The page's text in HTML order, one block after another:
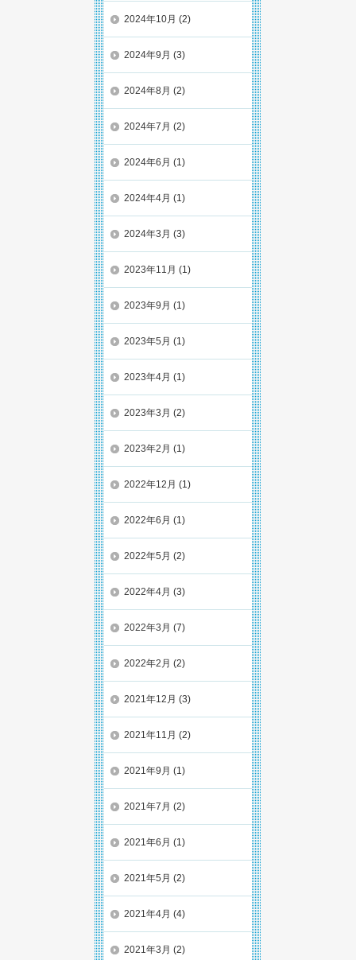
2024年10月 (2)
2024年9月 (3)
2024年8月 (2)
2024年7月 (2)
2024年6月 (1)
2024年4月 (1)
2024年3月 (3)
2023年11月 (1)
2023年9月 (1)
2023年5月 (1)
2023年4月 (1)
2023年3月 (2)
2023年2月 (1)
2022年12月 (1)
2022年6月 (1)
2022年5月 (2)
2022年4月 (3)
2022年3月 (7)
2022年2月 (2)
2021年12月 (3)
2021年11月 (2)
2021年9月 (1)
2021年7月 (2)
2021年6月 (1)
2021年5月 (2)
2021年4月 (4)
2021年3月 (2)